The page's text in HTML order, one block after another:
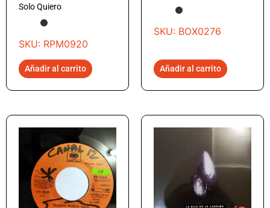
Solo Quiero
SKU: RPM0920
Añadir al carrito
SKU: BOX0276
Añadir al carrito